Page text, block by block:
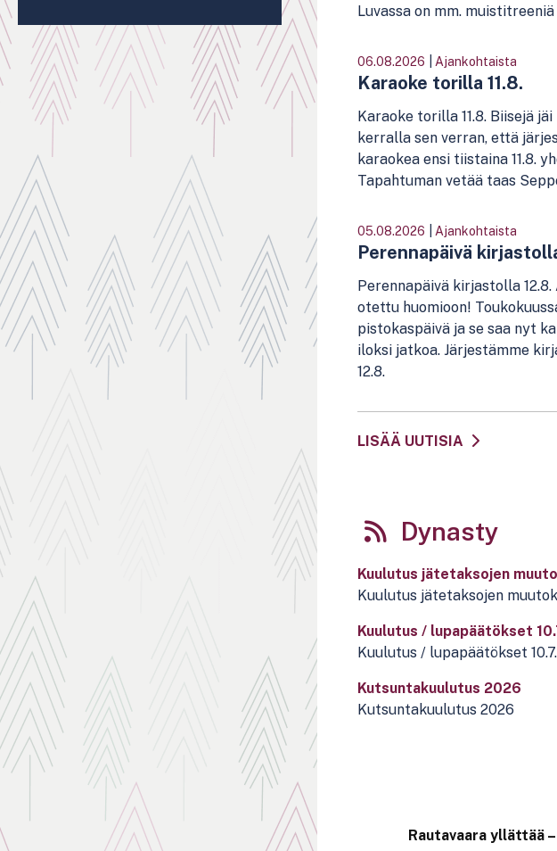
Luvassa on mm.
06.08.2026 Ajankohtaista
Karaoke torilla 11.8.
Karaoke torilla 11.8. Biisejä
kerralla sen verran, että
karaokea ensi tiistaina 11.8.
Tapahtuman vetää taas
05.08.2026 Ajankohtaista
Perennapäivä
Perennapäivä kirjastolla
otettu huomioon!
pistokaspäivä ja se saa nyt
iloksi jatkoa. Järjestämme
12.8.
LISÄÄ UUTISIA
Dynasty
Kuulutus jätetaksojen
Kuulutus jätetaksojen
Kuulutus / lupapäätökset
Kuulutus / lupapäätökset
Kutsuntakuulutus 2026
Kutsuntakuulutus 2026
Rautavaara yllättää